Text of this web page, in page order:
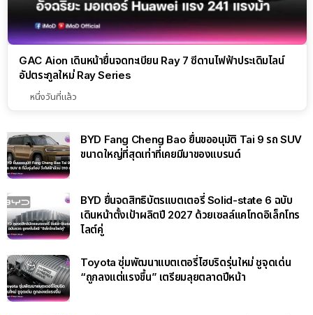
GAC Aion เดินหน้ายื่นจดทะเบียน Ray 7 ซีดานไฟฟ้าประเดิมไลน์
อัปตระกูลใหม่ Ray Series
หนึ่งวันที่แล้ว
BYD Fang Cheng Bao ยื่นขออนุมัติ Tai 9 รถ SUV
ขนาดใหญ่ที่สุดเท่าที่เคยมีมาของแบรนด์
BYD ยื่นจดสิทธิบัตรแบตเตอรี่ Solid-state 6 ฉบับ
เดินหน้าตั้งเป้าผลิตปี 2027 ด้วยเซลล์แคโทดอิเล็กโทร
ไลต์คู่
Toyota ซุ่มพัฒนาแบตเตอรี่ไฮบริดรุ่นใหม่ ชูจุดเด่น
“ถูกลงแต่แรงขึ้น” เตรียมลุยตลาดปีหน้า